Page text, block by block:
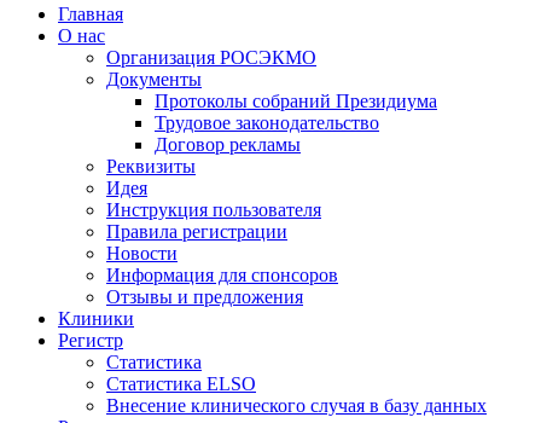
Главная
О нас
Организация РОСЭКМО
Документы
Протоколы собраний Президиума
Трудовое законодательство
Договор рекламы
Реквизиты
Идея
Инструкция пользователя
Правила регистрации
Новости
Информация для спонсоров
Отзывы и предложения
Клиники
Регистр
Статистика
Статистика ELSO
Внесение клинического случая в базу данных